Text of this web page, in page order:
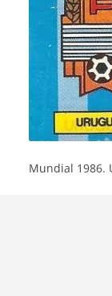
Mundial 1986.